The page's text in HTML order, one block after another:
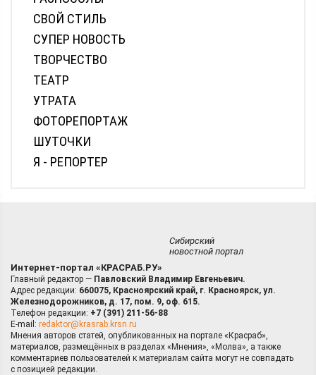
СВОЙ СТИЛЬ
СУПЕР НОВОСТЬ
ТВОРЧЕСТВО
ТЕАТР
УТРАТА
ФОТОРЕПОРТАЖ
ШУТОЧКИ
Я - РЕПОРТЕР
Сибирский
новостной портал
Интернет-портал «КРАСРАБ.РУ»
Главный редактор — Павловский Владимир Евгеньевич.
Адрес редакции: 660075, Красноярский край, г. Красноярск, ул.
Железнодорожников, д. 17, пом. 9, оф. 615.
Телефон редакции: +7 (391) 211-56-88
E-mail: redaktor@krasrab.krsn.ru
Мнения авторов статей, опубликованных на портале «Красраб»,
материалов, размещённых в разделах «Мнения», «Молва», а также
комментариев пользователей к материалам сайта могут не совпадать
с позицией редакции.